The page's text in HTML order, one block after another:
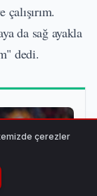
da sağ ayakla
dedi.
çerezler